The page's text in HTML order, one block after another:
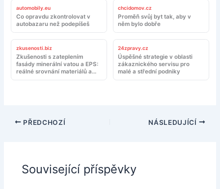
automobily.eu
Co opravdu zkontrolovat v
autobazaru než podepíšeš
chcidomov.cz
Proměň svůj byt tak, aby v
něm bylo dobře
zkusenosti.biz
Zkušenosti s zateplením
fasády minerální vatou a EPS:
reálné srovnání materiálů a
montáže
24zpravy.cz
Úspěšné strategie v oblasti
zákaznického servisu pro
malé a střední podniky
PŘEDCHOZÍ NÁSLEDUJÍCÍ
Související příspěvky